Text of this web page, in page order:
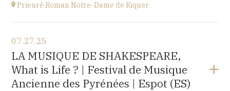
Prieuré Roman Notre-Dame de Riquer
Mas Riquer, Catllar (66500)
at21H00
07.27.25
LA MUSIQUE DE SHAKESPEARE,
What is Life ? | Festival de Musique
Ancienne des Pyrénées | Espot (ES)